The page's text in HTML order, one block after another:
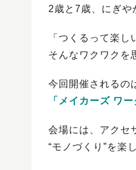
2歳と7歳、にぎや
「つくるって楽し
そんなワクワクを
今回開催されるの
「メイカーズ ワ
会場には、アクセ
“モノづくり”を楽